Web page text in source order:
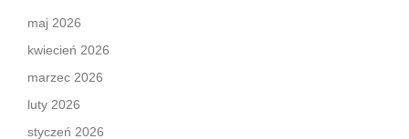
maj 2026
kwiecień 2026
marzec 2026
luty 2026
styczeń 2026